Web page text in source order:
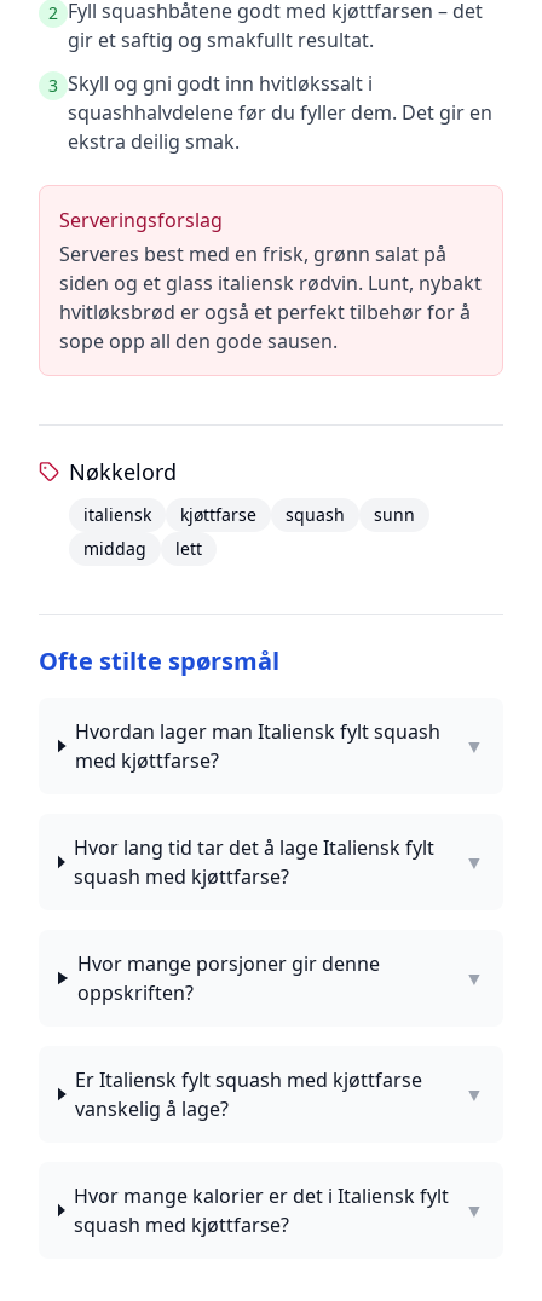
2 Fyll squashbåtene godt med kjøttfarsen – det
gir et saftig og smakfullt resultat.
3 Skyll og gni godt inn hvitløkssalt i
squashhalvdelene før du fyller dem. Det gir en
ekstra deilig smak.
Serveringsforslag
Serveres best med en frisk, grønn salat på
siden og et glass italiensk rødvin. Lunt, nybakt
hvitløksbrød er også et perfekt tilbehør for å
sope opp all den gode sausen.
Nøkkelord
italiensk kjøttfarse squash
sunn
middag
lett
Ofte stilte spørsmål
Hvordan lager man Italiensk fylt squash
med kjøttfarse?
▼
Hvor lang tid tar det å lage Italiensk fylt
squash med kjøttfarse?
▼
Hvor mange porsjoner gir denne
oppskriften?
▼
Er Italiensk fylt squash med kjøttfarse
vanskelig å lage?
▼
Hvor mange kalorier er det i Italiensk fylt
squash med kjøttfarse?
▼